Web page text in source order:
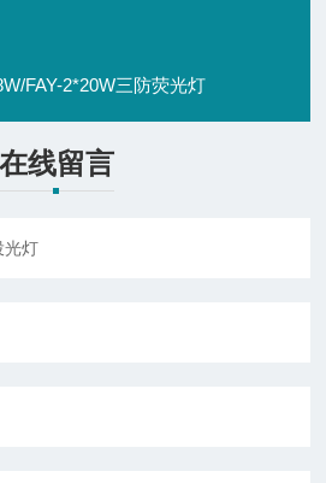
FAY-2*20W三防荧光灯
在线留言